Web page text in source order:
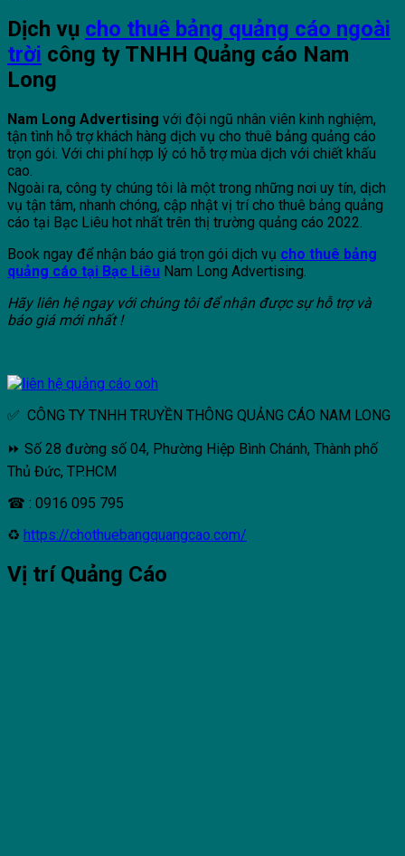
Dịch vụ cho thuê bảng quảng cáo ngoài
trời công ty TNHH Quảng cáo Nam
Long
Nam Long Advertising với đội ngũ nhân viên kinh nghiệm,
tận tình hỗ trợ khách hàng dịch vụ cho thuê bảng quảng cáo
trọn gói. Với chi phí hợp lý có hỗ trợ mùa dịch với chiết khấu
cao.
Ngoài ra, công ty chúng tôi là một trong những nơi uy tín, dịch
vụ tận tâm, nhanh chóng, cập nhật vị trí cho thuê bảng quảng
cáo tại Bạc Liêu hot nhất trên thị trường quảng cáo 2022.
Book ngay để nhận báo giá trọn gói dịch vụ cho thuê bảng
quảng cáo tại Bạc Liêu Nam Long Advertising.
Hãy liên hệ ngay với chúng tôi để nhận được sự hỗ trợ và
báo giá mới nhất !
✅ CÔNG TY TNHH TRUYỀN THÔNG QUẢNG CÁO NAM LONG
⏩ Số 28 đường số 04, Phường Hiệp Bình Chánh, Thành phố
Thủ Đức, TP.HCM
☎ : 0916 095 795
♻ https://chothuebangquangcao.com/
Vị trí Quảng Cáo